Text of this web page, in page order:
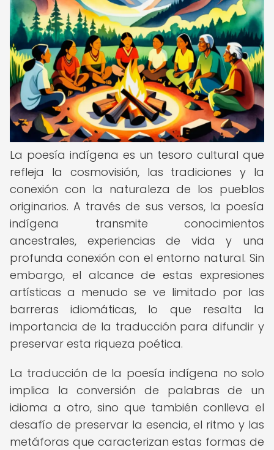
La poesía indígena es un tesoro cultural que
refleja la cosmovisión, las tradiciones y la
conexión con la naturaleza de los pueblos
originarios. A través de sus versos, la poesía
indígena transmite conocimientos
ancestrales, experiencias de vida y una
profunda conexión con el entorno natural. Sin
embargo, el alcance de estas expresiones
artísticas a menudo se ve limitado por las
barreras idiomáticas, lo que resalta la
importancia de la traducción para difundir y
preservar esta riqueza poética.
La traducción de la poesía indígena no solo
implica la conversión de palabras de un
idioma a otro, sino que también conlleva el
desafío de preservar la esencia, el ritmo y las
metáforas que caracterizan estas formas de